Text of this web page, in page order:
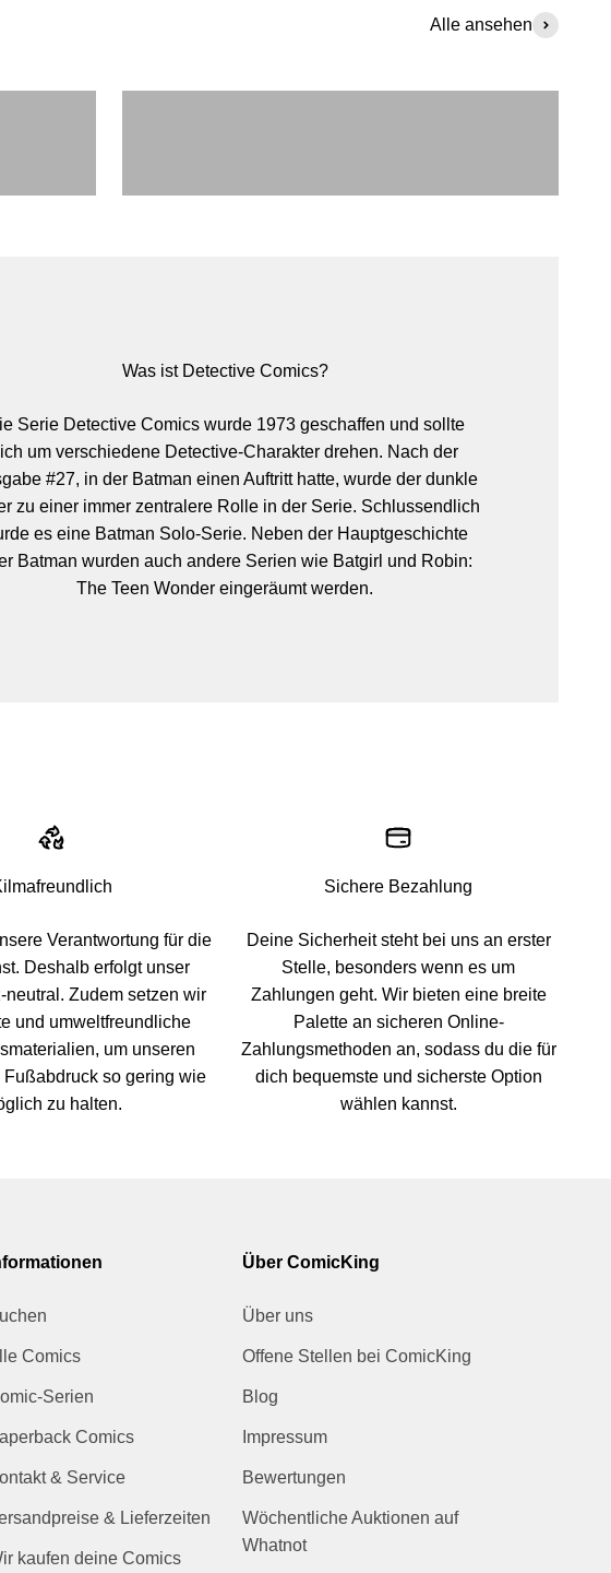
Alle ansehen
Dark Knight Comics
Was ist Detective Comics?
Serie Detective Comics wurde 1973 geschaffen und sollte
um verschiedene Detective-Charakter drehen. Nach der
#27, in der Batman einen Auftritt hatte, wurde der dunkle
zu einer immer zentralere Rolle in der Serie. Schlussendlich
es eine Batman Solo-Serie. Neben der Hauptgeschichte
Batman wurden auch andere Serien wie Batgirl und Robin:
The Teen Wonder eingeräumt werden.
Verantwortung für die
Deshalb erfolgt unser
neutral. Zudem setzen wir
und umweltfreundliche
um unseren
so gering wie
zu halten.
Sichere Bezahlung
Deine Sicherheit steht bei uns an erster
Stelle, besonders wenn es um
Zahlungen geht. Wir bieten eine breite
Palette an sicheren Online-
Zahlungsmethoden an, sodass du die für
dich bequemste und sicherste Option
wählen kannst.
Comics
Serien
Comics
& Service
& Lieferzeiten
kaufen deine Comics
Über ComicKing
Über uns
Offene Stellen bei ComicKing
Blog
Impressum
Bewertungen
Wöchentliche Auktionen auf
Whatnot